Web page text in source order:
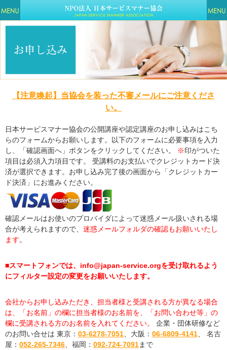
【注意喚起】当協会を装った不審メールにご注意くださ
い。
日本サービスマナー協会の公開講座や認定講座のお申し込みはこち
らのフォームからお願いします。以下のフォームに必要事項を入力
し、「確認画面へ」ボタンをクリックしてください。
※印がついた
項目は必須入力項目です。 受講料のお支払いでクレジットカード決
済が選択できます。お申し込み完了後の画面から「クレジットカー
ド決済」にお進みください。
確認メールはお使いのプロバイダによって迷惑メール扱いされる場
合が考えられますので、 迷惑メールフォルダの確認もお願いいたし
ます。
■スマートフォンでは、info@japan-service.orgを受け取れるよう
にフィルター設定の変更をお願いいたします。
会社からお申し込みただき、担当者様と受講される方が異なる場合
は、「お名前」の欄に担当者様のお名前を、「お問い合わせ等」の
欄に受講される方のお名前を入れてください。
企業・団体研修など
のお問い合せは 東京： 03-6278-7051 、大阪： 06-6809-4141 、 名古
屋： 052-265-7346 、福岡： 092-724-7091まで